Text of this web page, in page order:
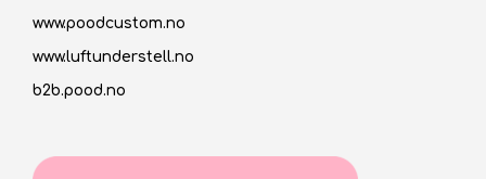
www.poodcustom.no
www.luftunderstell.no
b2b.pood.no